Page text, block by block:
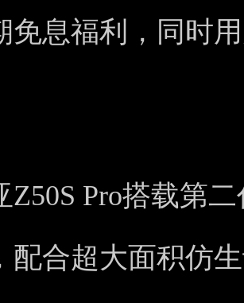
免息福利，同时
Z50S Pro搭载第
配合超大面积仿